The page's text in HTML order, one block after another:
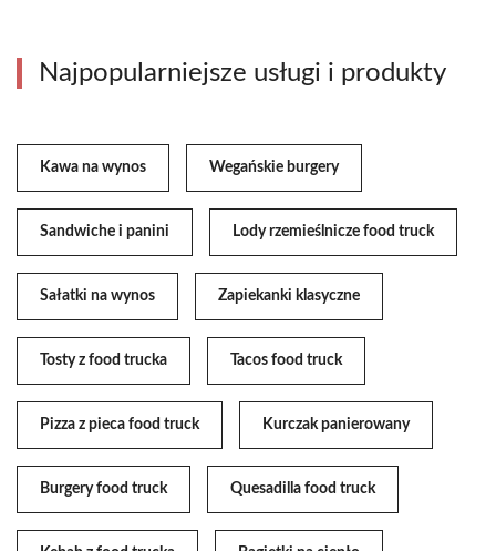
Najpopularniejsze usługi i produkty
Kawa na wynos Wegańskie burgery
Sandwiche i panini Lody rzemieślnicze food truck
Sałatki na wynos Zapiekanki klasyczne
Tosty z food trucka Tacos food truck
Pizza z pieca food truck Kurczak panierowany
Burgery food truck Quesadilla food truck